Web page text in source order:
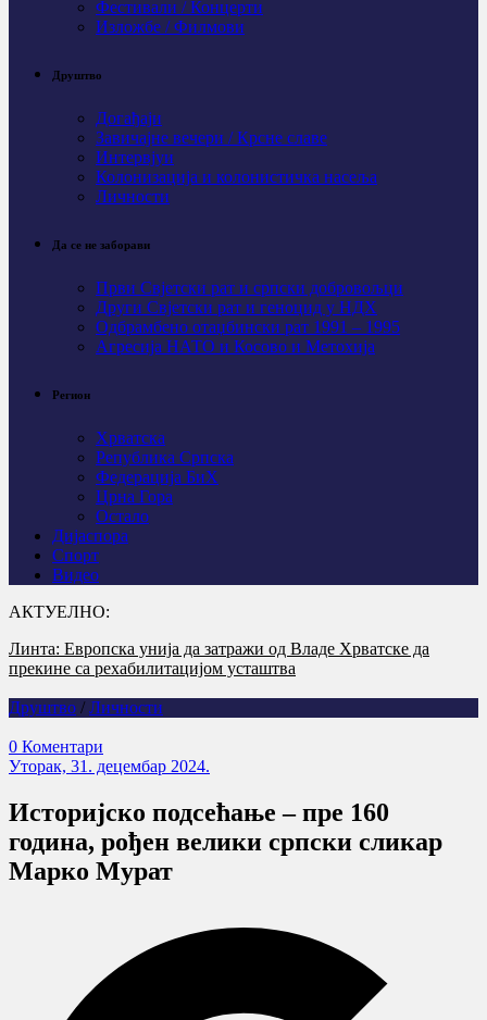
Фестивали / Концерти
Изложбе / Филмови
Друштво
Догађаји
Завичајне вечери / Крсне славе
Интервјуи
Колонизација и колонистичка насеља
Личности
Да се не заборави
Први Свјeтски рат и српски добровољци
Други Свјетски рат и геноцид у НДХ
Одбрамбено отаџбински рат 1991 – 1995
Агресија НАТО и Косово и Метохија
Регион
Хрватска
Република Српска
Федерација БиХ
Црна Гора
Остало
Дијаспора
Спорт
Видео
АКТУЕЛНО:
Линта: Европска унија да затражи од Владе Хрватске да
прекине са рехабилитацијом усташтва
У Горњем Селишту код Глине обиљежена 31 година од
убиства Срба у „Олуји“
Друштво / Личности
0 Коментари
Уторак, 31. децембар 2024.
Историјско подсећање – пре 160
година, рођен велики српски сликар
Марко Мурат